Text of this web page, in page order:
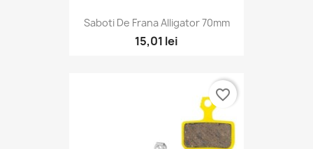
Saboti De Frana Alligator 70mm
15,01 lei
favorite_border